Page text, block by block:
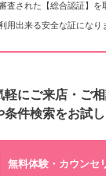
査された【総合認証】を
用出来る安全な証になり
にご来店・ご相
件検索をお試し
無料体験・カウンセ